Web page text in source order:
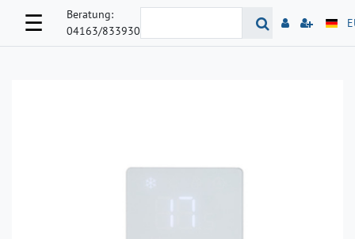
☰
Beratung:
04163/833930